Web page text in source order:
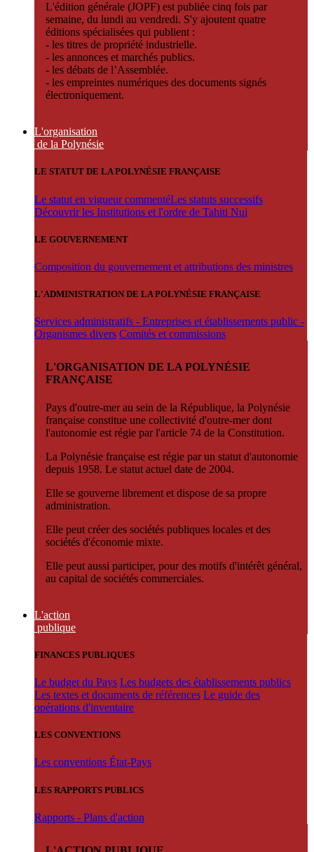
L'édition générale (JOPF) est publiée cinq fois par
semaine, du lundi au vendredi. S'y ajoutent quatre
éditions spécialisées qui publient :
- les titres de propriété industrielle.
- les annonces et marchés publics.
- les débats de l’Assemblée.
- les empreintes numériques des documents signés
électroniquement.
L'organisation
de la Polynésie
LE STATUT DE LA POLYNÉSIE FRANÇAISE
Le statut en vigueur commentéLes statuts successifs
Découvrir les Institutions et l'ordre de Tahiti Nui
LE GOUVERNEMENT
Composition du gouvernement et attributions des ministres
L'ADMINISTRATION DE LA POLYNÉSIE FRANÇAISE
Services administratifs - Entreprises et établissements public -
Organismes divers Comités et commissions
L'ORGANISATION DE LA POLYNÉSIE
FRANÇAISE
Pays d'outre-mer au sein de la République, la Polynésie
française constitue une collectivité d'outre-mer dont
l'autonomie est régie par l'article 74 de la Constitution.
La Polynésie française est régie par un statut d'autonomie
depuis 1958. Le statut actuel date de 2004.
Elle se gouverne librement et dispose de sa propre
administration.
Elle peut créer des sociétés publiques locales et des
sociétés d'économie mixte.
Elle peut aussi participer, pour des motifs d'intérêt général,
au capital de sociétés commerciales.
L'action
publique
FINANCES PUBLIQUES
Le budget du Pays Les budgets des établissements publics
Les textes et documents de références Le guide des
opérations d'inventaire
LES CONVENTIONS
Les conventions État-Pays
LES RAPPORTS PUBLICS
Rapports - Plans d'action